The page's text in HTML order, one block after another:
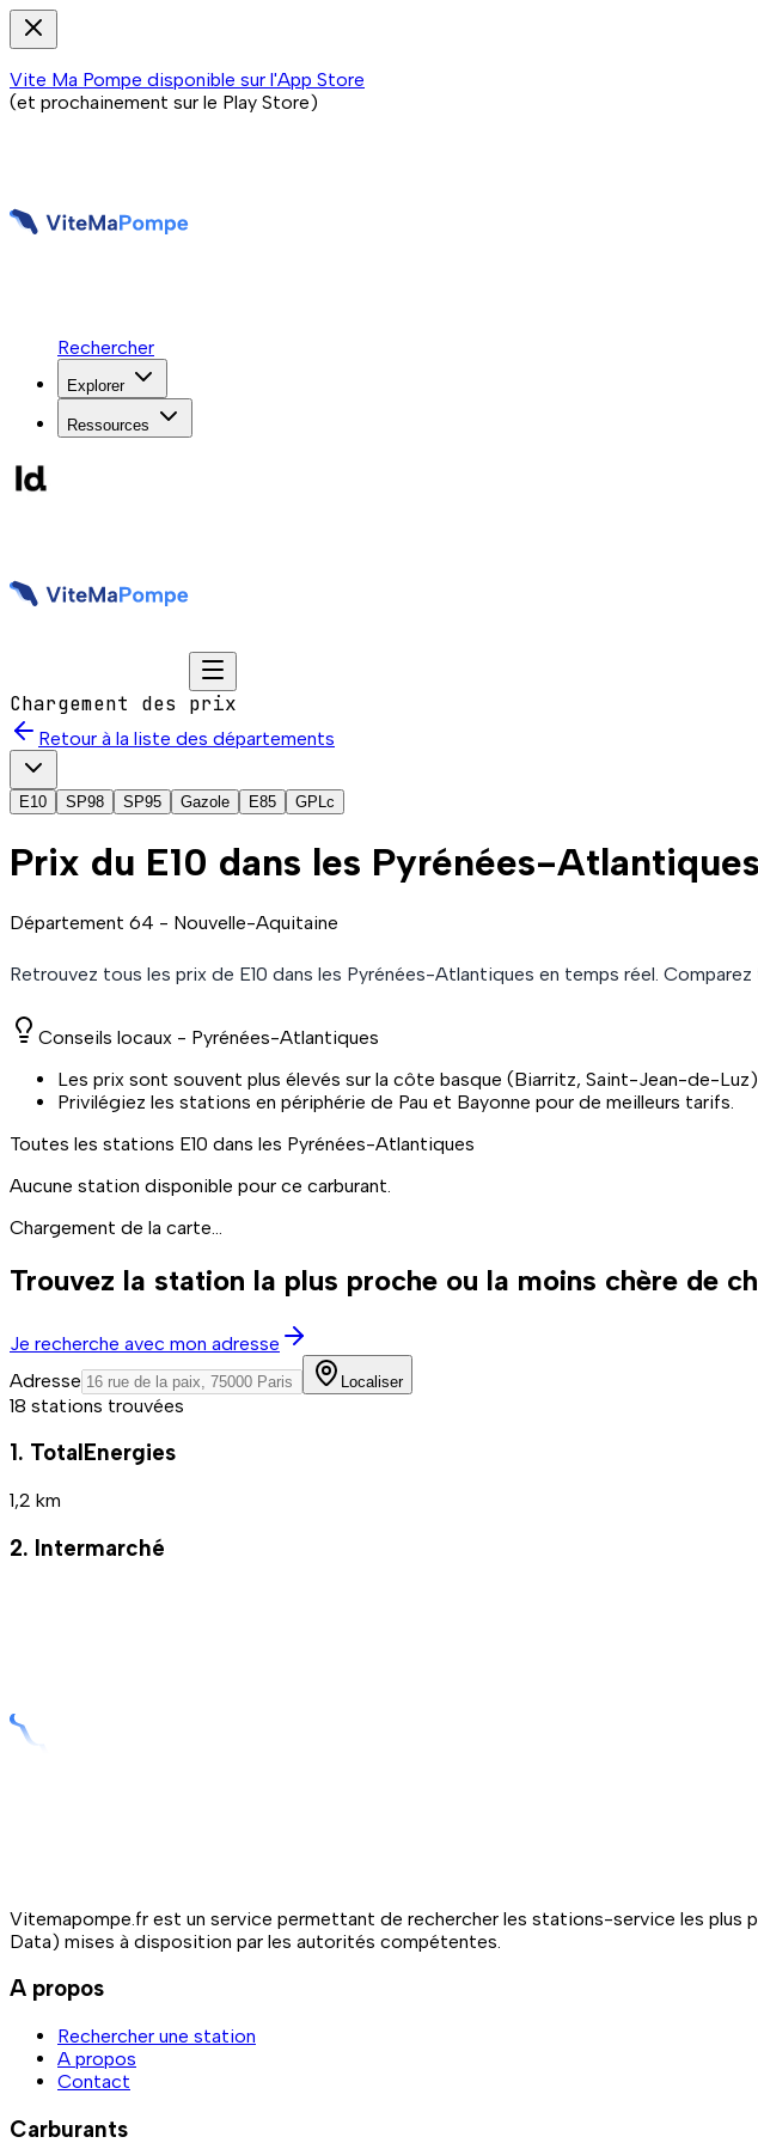
Vite Ma Pompe disponible sur l'App Store
(et prochainement sur le Play Store)
Rechercher
Explorer
Ressources
Chargement des prix
Retour à la liste des départements
E10 SP98 SP95 Gazole E85 GPLc
Prix du E10 dans les Pyrénées-Atlantiques
Département 64 - Nouvelle-Aquitaine
Retrouvez tous les prix de E10 dans les Pyrénées-Atlantiques en temps réel.
Conseils locaux - Pyrénées-Atlantiques
Les prix sont souvent plus élevés sur la côte basque (Biarritz, Saint-Jean-de-
Privilégiez les stations en périphérie de Pau et Bayonne pour de meilleurs tarifs.
Toutes les stations E10 dans les Pyrénées-Atlantiques
Aucune station disponible pour ce carburant.
Chargement de la carte...
Trouvez la station la plus proche ou la moins chère de
Je recherche avec mon adresse
Adresse
Localiser
18 stations trouvées
1. TotalEnergies
1,2 km
2. Intermarché
Vitemapompe.fr est un service permettant de rechercher les stations-service les plus
Data) mises à disposition par les autorités compétentes.
A propos
Rechercher une station
A propos
Contact
Carburants